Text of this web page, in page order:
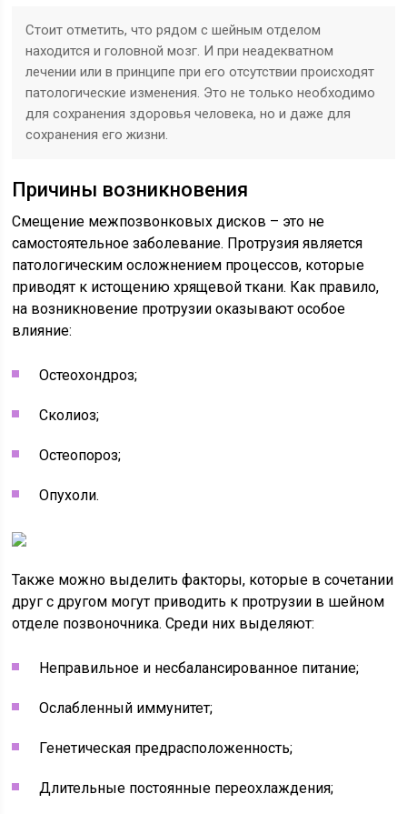
Стоит отметить, что рядом с шейным отделом
находится и головной мозг. И при неадекватном
лечении или в принципе при его отсутствии происходят
патологические изменения. Это не только необходимо
для сохранения здоровья человека, но и даже для
сохранения его жизни.
Причины возникновения
Смещение межпозвонковых дисков – это не
самостоятельное заболевание. Протрузия является
патологическим осложнением процессов, которые
приводят к истощению хрящевой ткани. Как правило,
на возникновение протрузии оказывают особое
влияние:
Остеохондроз;
Сколиоз;
Остеопороз;
Опухоли.
Также можно выделить факторы, которые в сочетании
друг с другом могут приводить к протрузии в шейном
отделе позвоночника. Среди них выделяют:
Неправильное и несбалансированное питание;
Ослабленный иммунитет;
Генетическая предрасположенность;
Длительные постоянные переохлаждения;